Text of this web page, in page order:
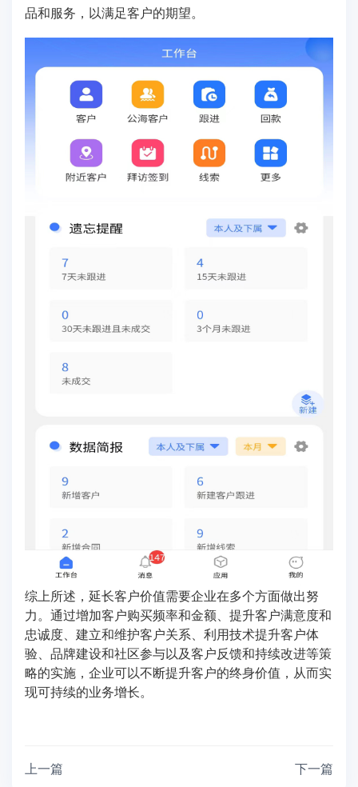
品和服务，以满足客户的期望。
综上所述，延长客户价值需要企业在多个方面做出努
力。通过增加客户购买频率和金额、提升客户满意度和
忠诚度、建立和维护客户关系、利用技术提升客户体
验、品牌建设和社区参与以及客户反馈和持续改进等策
略的实施，企业可以不断提升客户的终身价值，从而实
现可持续的业务增长。
上一篇 下一篇